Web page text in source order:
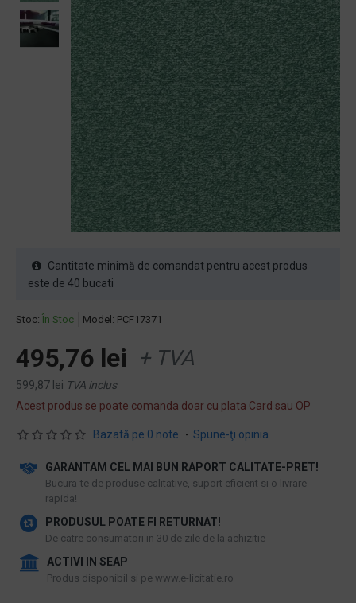
Stoc: În Stoc Model: PCF17371
Bazată pe 0 note. - Spune-ţi opinia
495,76 lei + TVA
599,87 lei TVA inclus
Acest produs se poate comanda doar cu plata Card sau OP
Cantitate minimă de comandat pentru acest produs
este de 40 bucati
GARANTAM CEL MAI BUN RAPORT CALITATE-PRET!
​Bucura-te de produse calitative, suport eficient si o livrare
rapida!
PRODUSUL POATE FI RETURNAT!
De catre consumatori in 30 de zile de la achizitie
ACTIVI IN SEAP
Produs disponibil si pe www.e-licitatie.ro